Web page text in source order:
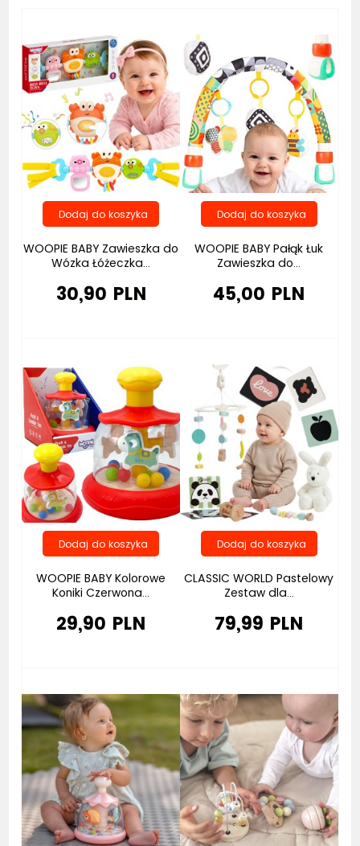
WOOPIE BABY Zawieszka do
Wózka Łóżeczka...
30,90 PLN
WOOPIE BABY Pałąk Łuk
Zawieszka do...
45,00 PLN
WOOPIE BABY Kolorowe
Koniki Czerwona...
29,90 PLN
CLASSIC WORLD Pastelowy
Zestaw dla...
79,99 PLN